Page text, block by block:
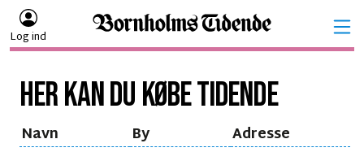
Log ind
HER KAN DU KØBE TIDENDE
Navn By
Adresse